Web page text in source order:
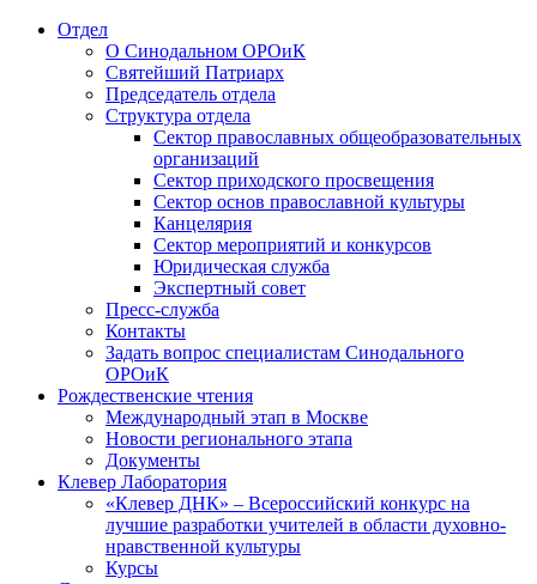
Отдел
О Синодальном ОРОиК
Святейший Патриарх
Председатель отдела
Структура отдела
Сектор православных общеобразовательных
организаций
Сектор приходского просвещения
Сектор основ православной культуры
Канцелярия
Сектор мероприятий и конкурсов
Юридическая служба
Экспертный совет
Пресс-служба
Контакты
Задать вопрос специалистам Синодального
ОРОиК
Рождественские чтения
Международный этап в Москве
Новости регионального этапа
Документы
Клевер Лаборатория
«Клевер ДНК» – Всероссийский конкурс на
лучшие разработки учителей в области духовно-
нравственной культуры
Курсы